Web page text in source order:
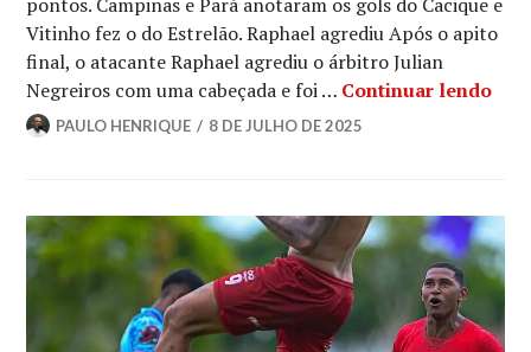
Vitinho fez o do Estrelão. Raphael agrediu Após o apito
final, o atacante Raphael agrediu o árbitro Julian
Negreiros com uma cabeçada e foi … Continuar lendo
PAULO HENRIQUE 8 DE JULHO DE 2025